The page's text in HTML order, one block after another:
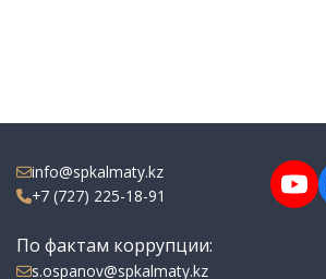
info@spkalmaty.kz
+7 (727) 225-18-91
По фактам коррупции:
s.ospanov@spkalmaty.kz